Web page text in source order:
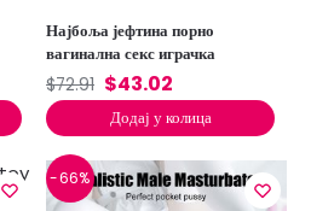
Најбоља јефтина порно
вагинална секс играчка
$72.91 $43.02
Додај у колица
-66%